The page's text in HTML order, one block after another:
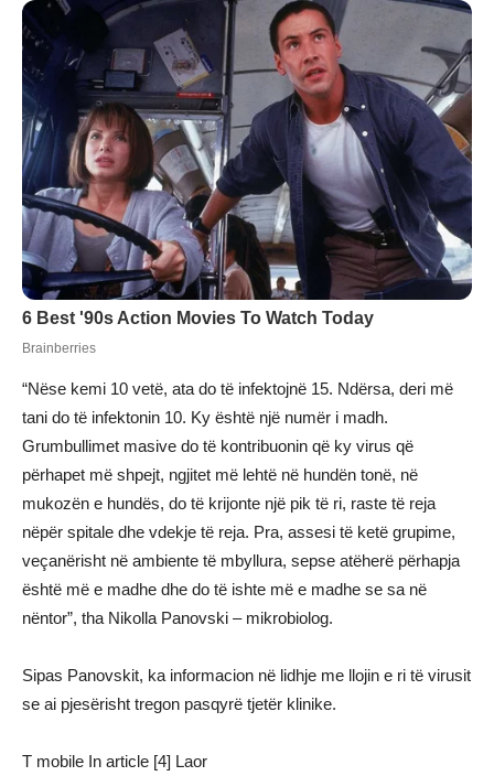
“Nëse kemi 10 vetë, ata do të infektojnë 15. Ndërsa, deri më
tani do të infektonin 10. Ky është një numër i madh.
Grumbullimet masive do të kontribuonin që ky virus që
përhapet më shpejt, ngjitet më lehtë në hundën tonë, në
mukozën e hundës, do të krijonte një pik të ri, raste të reja
nëpër spitale dhe vdekje të reja. Pra, assesi të ketë grupime,
veçanërisht në ambiente të mbyllura, sepse atëherë përhapja
është më e madhe dhe do të ishte më e madhe se sa në
nëntor”, tha Nikolla Panovski – mikrobiolog.
Sipas Panovskit, ka informacion në lidhje me llojin e ri të virusit
se ai pjesërisht tregon pasqyrë tjetër klinike.
T mobile In article [4] Laor